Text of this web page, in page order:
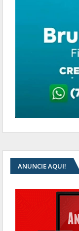
ANUNCIE AQUI!